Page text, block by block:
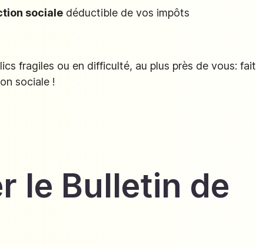
sociale déductible de vos impôts
fragiles ou en difficulté, au plus près de vous:
sociale !
le Bulletin de